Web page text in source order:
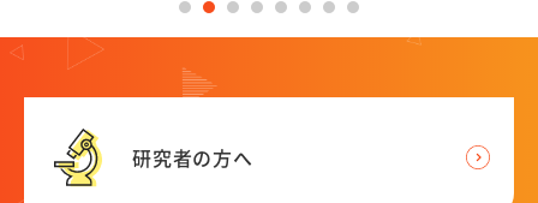
JST創発的研究支援事業
研究助成金＆競争的研究費
e-Rad登録
競争的研究費における制度改善
研究者の方へ